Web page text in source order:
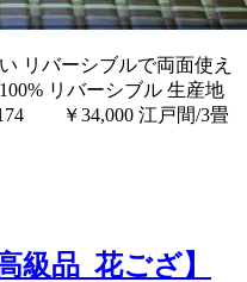
バーシブルで両面使え
リバーシブル 生産地
￥34,000 江戸間/3畳
品_花ござ】